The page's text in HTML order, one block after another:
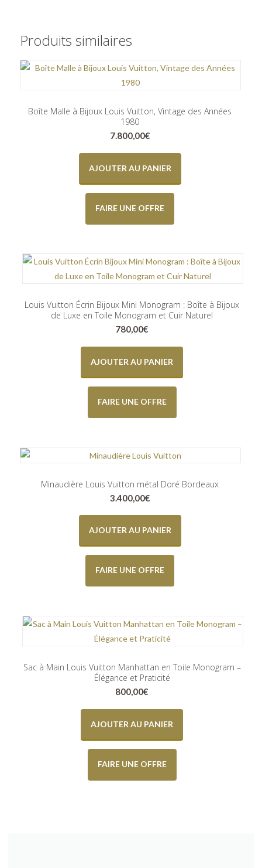
Produits similaires
Boîte Malle à Bijoux Louis Vuitton, Vintage des Années
1980
7.800,00€
AJOUTER AU PANIER
FAIRE UNE OFFRE
Louis Vuitton Écrin Bijoux Mini Monogram : Boîte à Bijoux
de Luxe en Toile Monogram et Cuir Naturel
780,00€
AJOUTER AU PANIER
FAIRE UNE OFFRE
Minaudière Louis Vuitton métal Doré Bordeaux
3.400,00€
AJOUTER AU PANIER
FAIRE UNE OFFRE
Sac à Main Louis Vuitton Manhattan en Toile Monogram –
Élégance et Praticité
800,00€
AJOUTER AU PANIER
FAIRE UNE OFFRE